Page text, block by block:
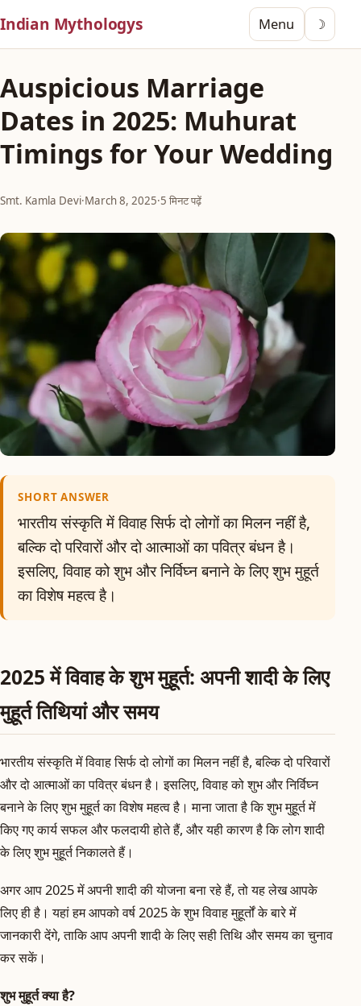
Indian Mythologys Menu ☽
Auspicious Marriage
Dates in 2025: Muhurat
Timings for Your Wedding
Smt. Kamla Devi·March 8, 2025·5 मिनट पढ़ें
SHORT ANSWER
भारतीय संस्कृति में विवाह सिर्फ दो लोगों का मिलन नहीं है,
बल्कि दो परिवारों और दो आत्माओं का पवित्र बंधन है।
इसलिए, विवाह को शुभ और निर्विघ्न बनाने के लिए शुभ मुहूर्त
का विशेष महत्व है।
2025 में विवाह के शुभ मुहूर्त: अपनी शादी के लिए
मुहूर्त तिथियां और समय
भारतीय संस्कृति में विवाह सिर्फ दो लोगों का मिलन नहीं है, बल्कि दो परिवारों
और दो आत्माओं का पवित्र बंधन है। इसलिए, विवाह को शुभ और निर्विघ्न
बनाने के लिए शुभ मुहूर्त का विशेष महत्व है। माना जाता है कि शुभ मुहूर्त में
किए गए कार्य सफल और फलदायी होते हैं, और यही कारण है कि लोग शादी
के लिए शुभ मुहूर्त निकालते हैं।
अगर आप 2025 में अपनी शादी की योजना बना रहे हैं, तो यह लेख आपके
लिए ही है। यहां हम आपको वर्ष 2025 के शुभ विवाह मुहूर्तों के बारे में
जानकारी देंगे, ताकि आप अपनी शादी के लिए सही तिथि और समय का चुनाव
कर सकें।
शुभ मुहूर्त क्या है?